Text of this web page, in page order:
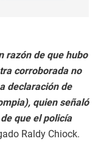
razón de que hubo
corroborada no
declaración de
quien señaló
que el policía
Raldy Chiock.